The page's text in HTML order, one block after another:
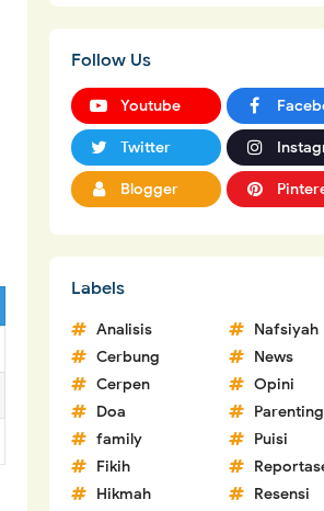
Follow Us
Youtube
Twitter
Blogger
Labels
Analisis
Cerbung
Cerpen
Doa
family
Fikih
Hikmah
Nafsiyah
News
Opini
Parenting
Puisi
Resensi